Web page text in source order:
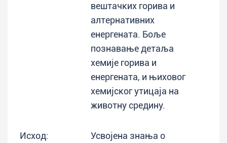
вештачких горива и
алтернативних
енергената. Боље
познавање детаља
хемије горива и
енергената, и њиховог
хемијског утицаја на
животну средину.
Исход: Усвојена знања о